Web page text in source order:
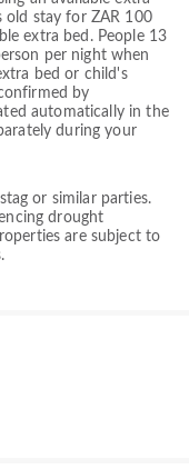
old stay for ZAR 100
extra bed. People 13
per night when
bed or child's
by
automatically in the
during your
or similar parties.
drought
are subject to